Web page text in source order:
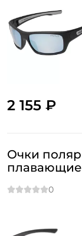
2 155 ₽
Очки